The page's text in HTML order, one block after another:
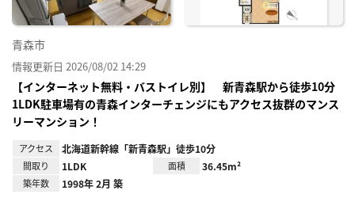
青森市
情報更新日 2026/08/02 14:29
【インターネット無料・バストイレ別】 新青森駅から徒歩10分
1LDK駐車場有の青森インターチェンジにもアクセス抜群のマンス
リーマンション！
アクセス 北海道新幹線「新青森駅」徒歩10分
間取り 1LDK 面積 36.45m²
築年数 1998年 2月 築